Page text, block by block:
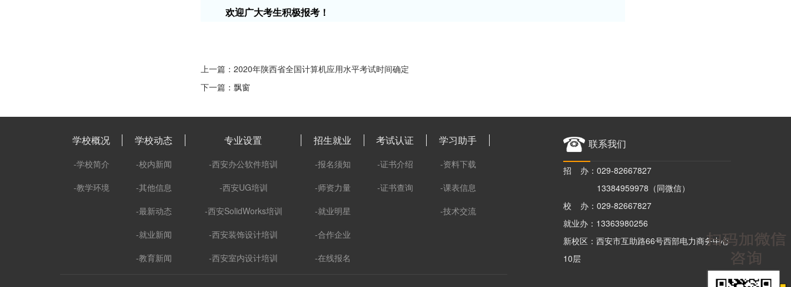
欢迎广大考生积极报考！
上一篇：2020年陕西省全国计算机应用水平考试时间确定
下一篇：飘窗
学校概况
-学校简介
-教学环境
学校动态
-校内新闻
-其他信息
-最新动态
-就业新闻
-教育新闻
专业设置
-西安办公软件培训
-西安UG培训
-西安SolidWorks培训
-西安装饰设计培训
-西安室内设计培训
招生就业
-报名须知
-师资力量
-就业明星
-合作企业
-在线报名
考试认证
-证书介绍
-证书查询
学习助手
-资料下载
-课表信息
-技术交流
联系我们
招 办：029-82667827
13384959978（同微信）
校 办：029-82667827
就业办：13363980256
新校区：西安市互助路66号西部电力商务中心
10层